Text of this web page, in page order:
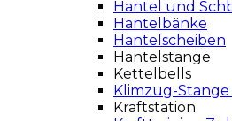
Hantel und
Hantelbänke
Hantelscheiben
Hantelstange
Kettelbells
Klimzug-
Kraftstation